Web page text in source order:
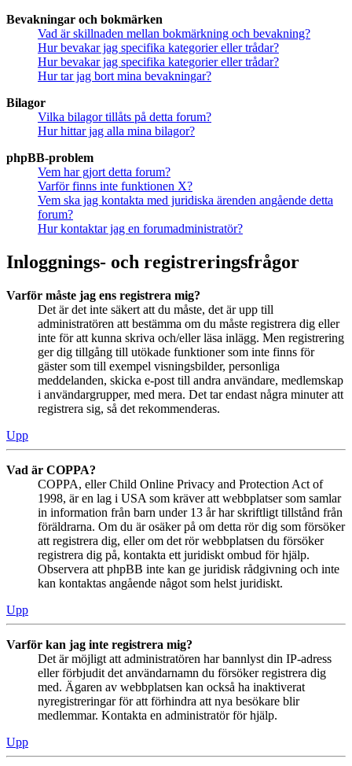
Bevakningar och bokmärken
Vad är skillnaden mellan bokmärkning och bevakning?
Hur bevakar jag specifika kategorier eller trådar?
Hur bevakar jag specifika kategorier eller trådar?
Hur tar jag bort mina bevakningar?
Bilagor
Vilka bilagor tillåts på detta forum?
Hur hittar jag alla mina bilagor?
phpBB-problem
Vem har gjort detta forum?
Varför finns inte funktionen X?
Vem ska jag kontakta med juridiska ärenden angående detta
forum?
Hur kontaktar jag en forumadministratör?
Inloggnings- och registreringsfrågor
Varför måste jag ens registrera mig?
Det är det inte säkert att du måste, det är upp till
administratören att bestämma om du måste registrera dig eller
inte för att kunna skriva och/eller läsa inlägg. Men registrering
ger dig tillgång till utökade funktioner som inte finns för
gäster som till exempel visningsbilder, personliga
meddelanden, skicka e-post till andra användare, medlemskap
i användargrupper, med mera. Det tar endast några minuter att
registrera sig, så det rekommenderas.
Upp
Vad är COPPA?
COPPA, eller Child Online Privacy and Protection Act of
1998, är en lag i USA som kräver att webbplatser som samlar
in information från barn under 13 år har skriftligt tillstånd från
föräldrarna. Om du är osäker på om detta rör dig som försöker
att registrera dig, eller om det rör webbplatsen du försöker
registrera dig på, kontakta ett juridiskt ombud för hjälp.
Observera att phpBB inte kan ge juridisk rådgivning och inte
kan kontaktas angående något som helst juridiskt.
Upp
Varför kan jag inte registrera mig?
Det är möjligt att administratören har bannlyst din IP-adress
eller förbjudit det användarnamn du försöker registrera dig
med. Ägaren av webbplatsen kan också ha inaktiverat
nyregistreringar för att förhindra att nya besökare blir
medlemmar. Kontakta en administratör för hjälp.
Upp